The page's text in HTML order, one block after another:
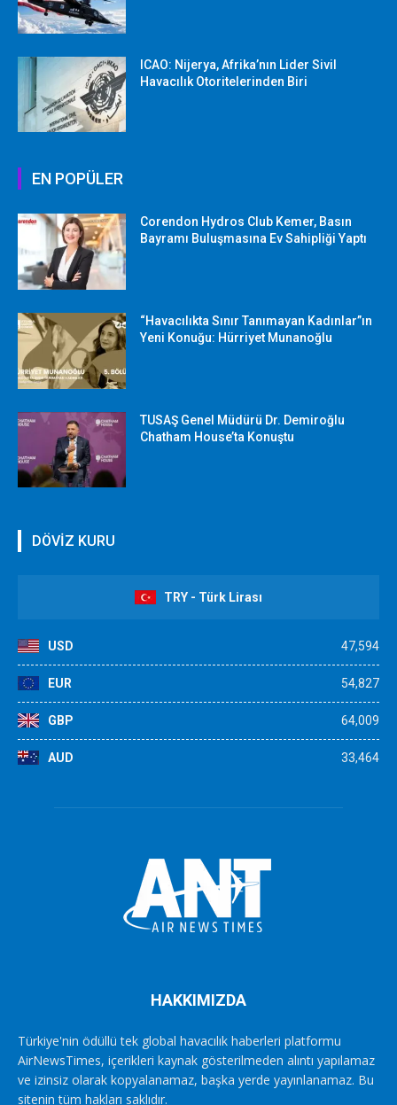
ICAO: Nijerya, Afrika’nın Lider Sivil
Havacılık Otoritelerinden Biri
EN POPÜLER
Corendon Hydros Club Kemer, Basın
Bayramı Buluşmasına Ev Sahipliği Yaptı
“Havacılıkta Sınır Tanımayan Kadınlar”ın
Yeni Konuğu: Hürriyet Munanoğlu
TUSAŞ Genel Müdürü Dr. Demiroğlu
Chatham House’ta Konuştu
DÖVİZ KURU
TRY - Türk Lirası
USD 47,594
EUR 54,827
GBP 64,009
AUD 33,464
HAKKIMIZDA
Türkiye'nin ödüllü tek global havacılık haberleri platformu
AirNewsTimes, içerikleri kaynak gösterilmeden alıntı yapılamaz
ve izinsiz olarak kopyalanamaz, başka yerde yayınlanamaz. Bu
sitenin tüm hakları saklıdır.